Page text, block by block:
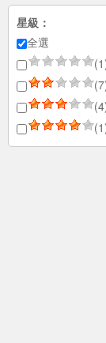
星級：
全選